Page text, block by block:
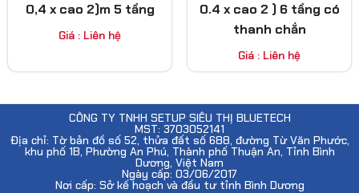
0,4 x cao 2)m 5 tầng
Giá : Liên hệ
0.4 x cao 2 ) 6 tầng có
thanh chắn
Giá : Liên hệ
CÔNG TY TNHH SETUP SIÊU THỊ BLUETECH
MST: 3703052141
Địa chỉ: Tờ bản đồ số 52, thửa đất số 688, đường Từ Văn Phước,
khu phố 1B, Phường An Phú, Thành phố Thuận An, Tỉnh Bình
Dương, Việt Nam
Ngày cấp: 03/06/2017
Nơi cấp: Sở kế hoạch và đầu tư tỉnh Bình Dương